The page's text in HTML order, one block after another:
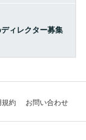
ィレクター募集
規約 お問い合わせ